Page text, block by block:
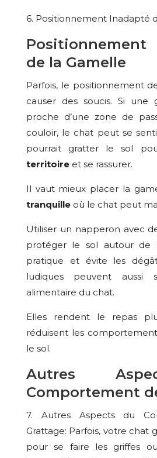
6. Positionnement Inadapté
de la Gamelle
Parfois, le positionnement
causer des soucis. Si une
proche d’une zone de
couloir, le chat peut se
pourrait gratter le sol
territoireet se rassurer.
Il vaut mieux placer la
tranquilleoù le chat peut
Utiliser un napperon avec
protéger le sol autour de
pratique et évite les
ludiques peuvent aussi
alimentaire du chat.
Elles rendent le repas
réduisent les
le sol.
Autres
Comportement
7. Autres Aspects du
Grattage: Parfois, votre chat
pour se faire les griffes